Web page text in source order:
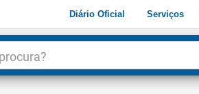
Diário Oficial Serviços